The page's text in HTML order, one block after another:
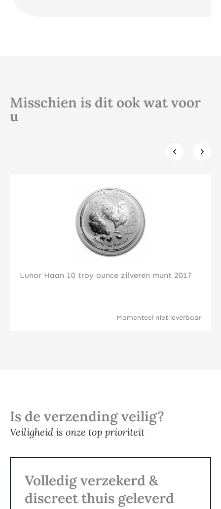
Misschien is dit ook wat voor
u
Lunar Haan 10 troy ounce zilveren munt 2017
Momenteel niet leverbaar
Klik hier
Is de verzending veilig?
Veiligheid is onze top prioriteit
Volledig verzekerd &
discreet thuis geleverd